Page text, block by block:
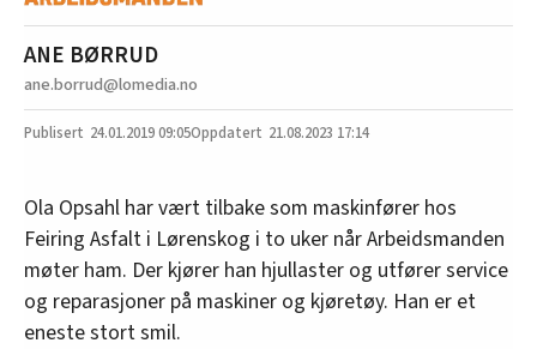
ANE BØRRUD
ane.borrud@lomedia.no
24.01.201909:05 21.08.2023 17:14
Ola Opsahl har vært tilbake som maskinfører hos
Feiring Asfalt i Lørenskog i to uker når Arbeidsmanden
møter ham. Der kjører han hjullaster og utfører service
og reparasjoner på maskiner og kjøretøy. Han er et
eneste stort smil.